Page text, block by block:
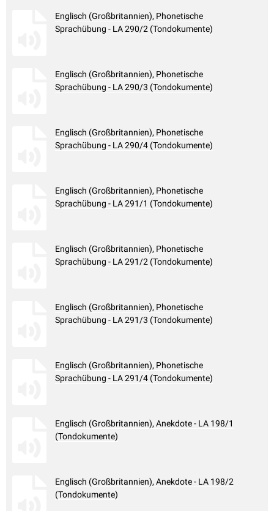
Englisch (Großbritannien), Phonetische
Sprachübung - LA 290/2 (Tondokumente)
Englisch (Großbritannien), Phonetische
Sprachübung - LA 290/3 (Tondokumente)
Englisch (Großbritannien), Phonetische
Sprachübung - LA 290/4 (Tondokumente)
Englisch (Großbritannien), Phonetische
Sprachübung - LA 291/1 (Tondokumente)
Englisch (Großbritannien), Phonetische
Sprachübung - LA 291/2 (Tondokumente)
Englisch (Großbritannien), Phonetische
Sprachübung - LA 291/3 (Tondokumente)
Englisch (Großbritannien), Phonetische
Sprachübung - LA 291/4 (Tondokumente)
Englisch (Großbritannien), Anekdote - LA 198/1
(Tondokumente)
Englisch (Großbritannien), Anekdote - LA 198/2
(Tondokumente)